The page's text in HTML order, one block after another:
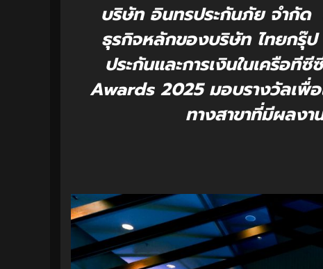
บริษัท อินทรประกันภัย จำกัด
ธุรกิจหลักของบริษัท ไทยกรุ๊
ประกันและการเงินในเครือที
Awards 2025 มอบรางวัลเพื่
ทางสาขาที่มีผลงา